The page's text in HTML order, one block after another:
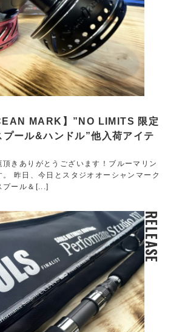
MARK】”NO LIMITS 限定
ール&ハンドル”他入荷アイテ
きありがとうございます！ブルーマリン
昨日、今日とスタジオオーシャンマーク
プール＆[...]
RELEASE